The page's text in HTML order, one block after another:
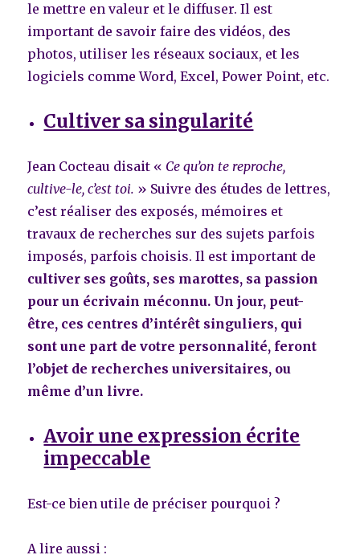
le mettre en valeur et le diffuser. Il est
important de savoir faire des vidéos, des
photos, utiliser les réseaux sociaux, et les
logiciels comme Word, Excel, Power Point, etc.
Cultiver sa singularité
Jean Cocteau disait « Ce qu’on te reproche,
cultive-le, c’est toi. » Suivre des études de lettres,
c’est réaliser des exposés, mémoires et
travaux de recherches sur des sujets parfois
imposés, parfois choisis. Il est important de
cultiver ses goûts, ses marottes, sa passion
pour un écrivain méconnu. Un jour, peut-
être, ces centres d’intérêt singuliers, qui
sont une part de votre personnalité, feront
l’objet de recherches universitaires, ou
même d’un livre.
Avoir une expression écrite
impeccable
Est-ce bien utile de préciser pourquoi ?
A lire aussi :